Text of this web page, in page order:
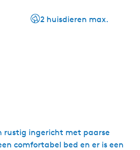
rustig ingericht met paarse
comfortabel bed en er is een
2 huisdieren max.